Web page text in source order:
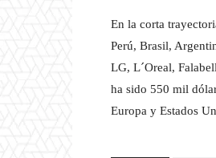
En la corta
Perú, Brasil,
LG, L´Oreal,
ha sido 550 mil
Europa y Estados